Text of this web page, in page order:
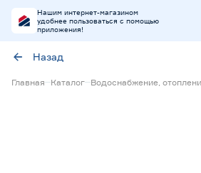
Нашим интернет-магазином
удобнее пользоваться с помощью
приложения!
Назад
Главная Каталог Водоснабжение,